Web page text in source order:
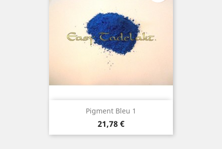
Pigment Bleu 1
Prix
21,78 €